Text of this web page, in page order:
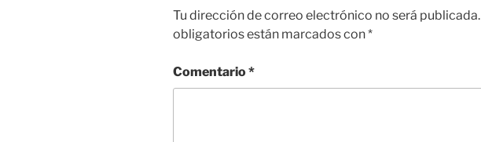
Tu dirección de correo electrónico no será publicada.
obligatorios están marcados con*
Comentario*